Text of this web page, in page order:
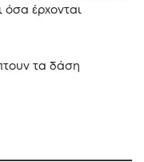
έρχονται
τα δάση